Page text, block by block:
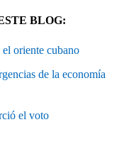
BLOG:
oriente cubano
de la economía
el voto